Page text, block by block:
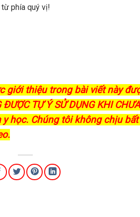
phía quý vị!
giới thiệu trong bài viết này
TỰ Ý SỬ DỤNG KHI
y học. Chúng tôi không chịu